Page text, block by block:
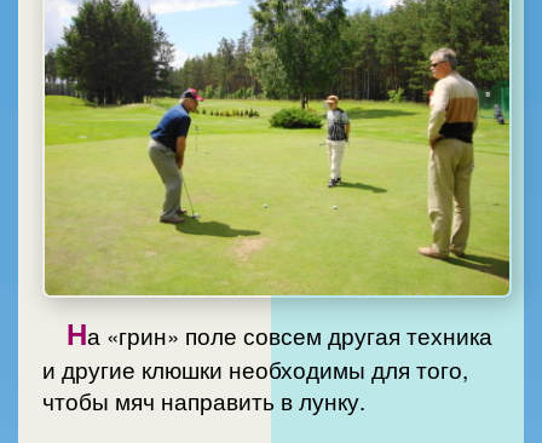
На «грин» поле совсем другая техника
и другие клюшки необходимы для того,
чтобы мяч направить в лунку.